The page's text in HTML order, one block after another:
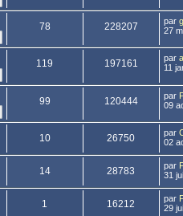
78 228207 par
27
119 197161 par
11
99 120444 par
09
10 26750 par
02
14 28783 par
31
1 16212 par
29